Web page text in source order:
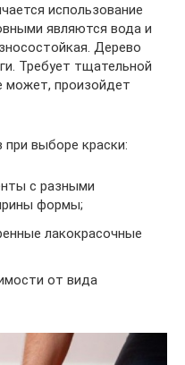
использование
являются вода и
Дерево
Требует тщательной
может, произойдет
выборе краски:
с разными
формы;
лакокрасочные
от вида